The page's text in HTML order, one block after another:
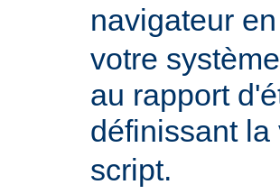
navigateur
votre
au rapport
définissant la
script.